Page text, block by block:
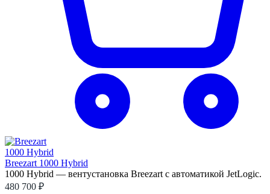
Breezart 1000 Hybrid
1000 Hybrid — вентустановка Breezart с автоматикой JetLogic.
480 700 ₽